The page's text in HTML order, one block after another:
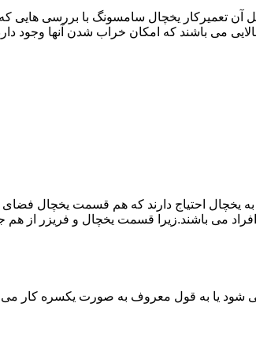
تعمیرکار یخچال سامسونگ با بررسی هایی
می باشند که امکان خراب شدن آنها
به یخچال احتیاج دارند که هم قسمت یخچال
می باشند.زیرا قسمت یخچال و فریزر از
شود یا به قول معروف به صورت یکسره